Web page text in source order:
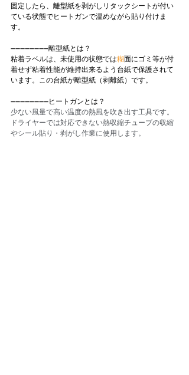
固定したら、離型紙を剥がしリタックシートが付い
ている状態でヒートガンで温めながら貼り付けま
す。
----------------離型紙とは？
粘着ラベルは、未使用の状態では糊面にゴミ等が付
着せず粘着性能が維持出来るよう台紙で保護されて
います。この台紙が離型紙（剥離紙）です。
----------------ヒートガンとは？
少ない風量で高い温度の熱風を吹き出す工具です。
ドライヤーでは対応できない熱収縮チューブの収縮
やシール貼り・剥がし作業に使用します。